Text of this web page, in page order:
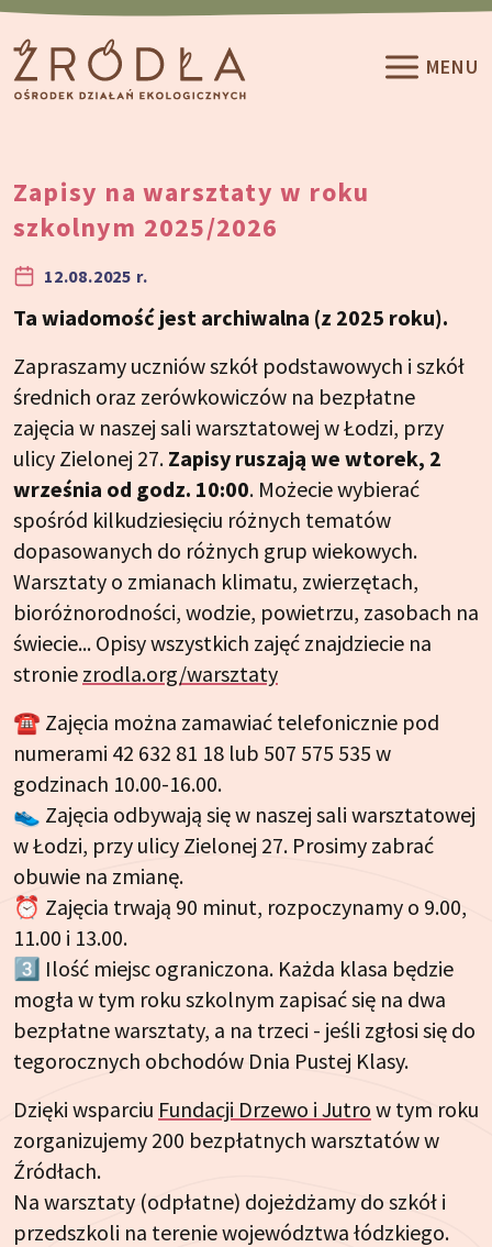
Przeskocz do treści
MENU
Zapisy na warsztaty w roku
szkolnym 2025/2026
12.08.2025 r.
Ta wiadomość jest archiwalna (z 2025 roku).
Zapraszamy uczniów szkół podstawowych i szkół
średnich oraz zerówkowiczów na bezpłatne
zajęcia w naszej sali warsztatowej w Łodzi, przy
ulicy Zielonej 27. Zapisy ruszają we wtorek, 2
września od godz. 10:00. Możecie wybierać
spośród kilkudziesięciu różnych tematów
dopasowanych do różnych grup wiekowych.
Warsztaty o zmianach klimatu, zwierzętach,
bioróżnorodności, wodzie, powietrzu, zasobach na
świecie... Opisy wszystkich zajęć znajdziecie na
stronie zrodla.org/warsztaty
☎️ Zajęcia można zamawiać telefonicznie pod
numerami 42 632 81 18 lub 507 575 535 w
godzinach 10.00-16.00.
👟 Zajęcia odbywają się w naszej sali warsztatowej
w Łodzi, przy ulicy Zielonej 27. Prosimy zabrać
obuwie na zmianę.
⏰ Zajęcia trwają 90 minut, rozpoczynamy o 9.00,
11.00 i 13.00.
3️⃣ Ilość miejsc ograniczona. Każda klasa będzie
mogła w tym roku szkolnym zapisać się na dwa
bezpłatne warsztaty, a na trzeci - jeśli zgłosi się do
tegorocznych obchodów Dnia Pustej Klasy.
Dzięki wsparciu Fundacji Drzewo i Jutro w tym roku
zorganizujemy 200 bezpłatnych warsztatów w
Źródłach.
Na warsztaty (odpłatne) dojeżdżamy do szkół i
przedszkoli na terenie województwa łódzkiego.